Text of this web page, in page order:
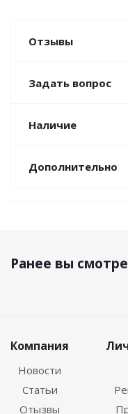
Отзывы
Задать вопрос
Наличие
Дополнительно
Ранее вы
Компания
Новости
Статьи
Отызвы